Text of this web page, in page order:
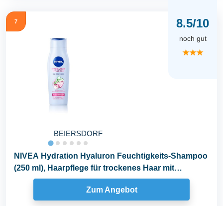
7
BEIERSDORF
8.5/10
noch gut
★★★
NIVEA Hydration Hyaluron Feuchtigkeits-Shampoo
(250 ml), Haarpflege für trockenes Haar mit
Hyaluron...
Zum Angebot